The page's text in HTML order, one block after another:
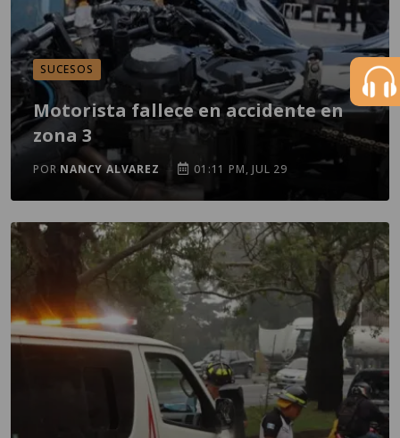
SUCESOS
Motorista fallece en accidente en
zona 3
POR NANCY ALVAREZ 01:11 PM, JUL 29